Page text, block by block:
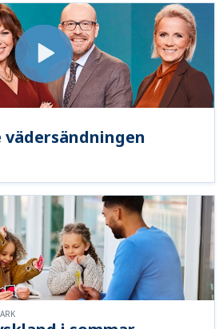
vädersändningen